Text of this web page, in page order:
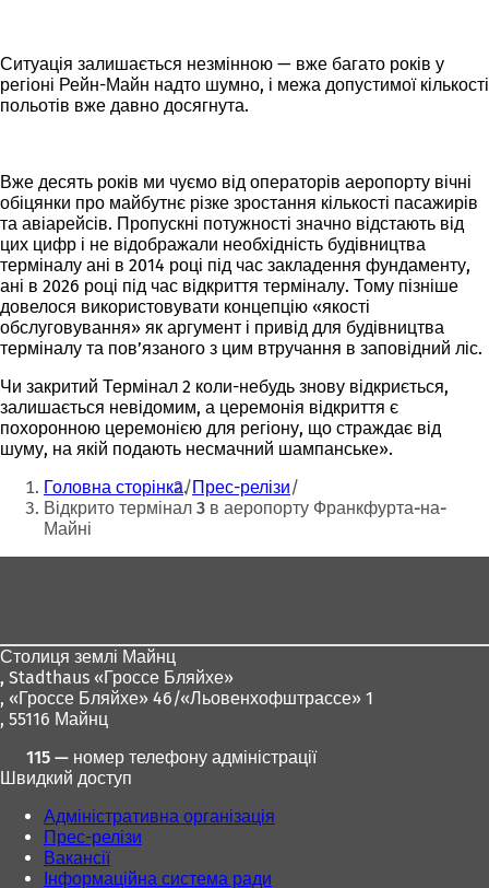
Ситуація залишається незмінною — вже багато років у
регіоні Рейн-Майн надто шумно, і межа допустимої кількості
польотів вже давно досягнута.
Вже десять років ми чуємо від операторів аеропорту вічні
обіцянки про майбутнє різке зростання кількості пасажирів
та авіарейсів. Пропускні потужності значно відстають від
цих цифр і не відображали необхідність будівництва
терміналу ані в 2014 році під час закладення фундаменту,
ані в 2026 році під час відкриття терміналу. Тому пізніше
довелося використовувати концепцію «якості
обслуговування» як аргумент і привід для будівництва
терміналу та пов’язаного з цим втручання в заповідний ліс.
Чи закритий Термінал 2 коли-небудь знову відкриється,
залишається невідомим, а церемонія відкриття є
похоронною церемонією для регіону, що страждає від
шуму, на якій подають несмачний шампанське».
Ти
тут:
Головна сторінка Прес-релізи
Відкрито термінал 3 в аеропорту Франкфурта-на-
Майні
Столиця землі Майнц
, Stadthaus «Гроссе Бляйхе»
, «Гроссе Бляйхе» 46/«Льовенхофштрассе» 1
, 55116 Майнц
115 — номер телефону адміністрації
Швидкий доступ
Адміністративна організація
Прес-релізи
Вакансії
Інформаційна система ради